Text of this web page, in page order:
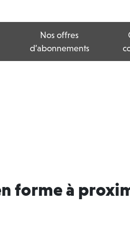
Nos offres
d’abonnements
forme à